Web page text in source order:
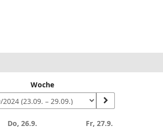
Woche
Do, 26.9. Fr, 27.9.